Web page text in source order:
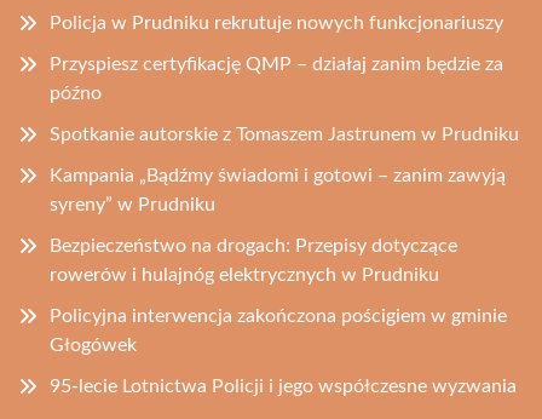
Policja w Prudniku rekrutuje nowych funkcjonariuszy
Przyspiesz certyfikację QMP – działaj zanim będzie za
późno
Spotkanie autorskie z Tomaszem Jastrunem w Prudniku
Kampania „Bądźmy świadomi i gotowi – zanim zawyją
syreny” w Prudniku
Bezpieczeństwo na drogach: Przepisy dotyczące
rowerów i hulajnóg elektrycznych w Prudniku
Policyjna interwencja zakończona pościgiem w gminie
Głogówek
95-lecie Lotnictwa Policji i jego współczesne wyzwania